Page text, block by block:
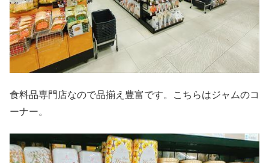
食料品専門店なので品揃え豊富です。こちらはジャムのコ
ーナー。